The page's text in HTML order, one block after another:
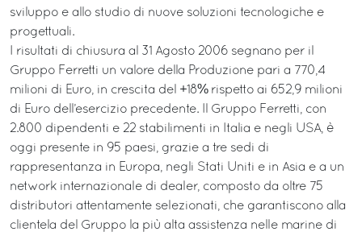
sviluppo e allo studio di nuove soluzioni tecnologiche e
progettuali.
I risultati di chiusura al 31 Agosto 2006 segnano per il
Gruppo Ferretti un valore della Produzione pari a 770,4
milioni di Euro, in crescita del +18% rispetto ai 652,9 milioni
di Euro dell’esercizio precedente. Il Gruppo Ferretti, con
2.800 dipendenti e 22 stabilimenti in Italia e negli USA, è
oggi presente in 95 paesi, grazie a tre sedi di
rappresentanza in Europa, negli Stati Uniti e in Asia e a un
network internazionale di dealer, composto da oltre 75
distributori attentamente selezionati, che garantiscono alla
clientela del Gruppo la più alta assistenza nelle marine di